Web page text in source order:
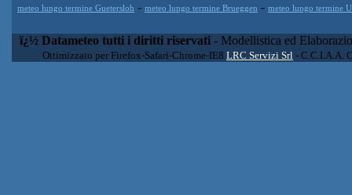
meteo lungo termine Guetersloh - meteo lungo termine Brueggen - meteo lungo termine
ï¿½ Datameteo tutti i diritti riservati - Modellistica ed
Ottimizzato per Firefox-Safari-Chrome-IE8 LRC Servizi Srl - C.C.I.A.A.